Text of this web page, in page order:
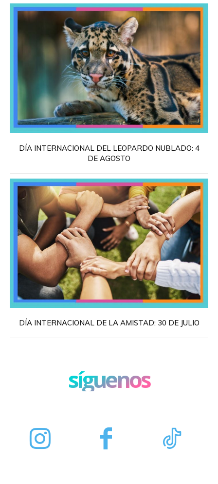
DÍA INTERNACIONAL DEL LEOPARDO NUBLADO: 4
DE AGOSTO
DÍA INTERNACIONAL DE LA AMISTAD: 30 DE JULIO
síguenos